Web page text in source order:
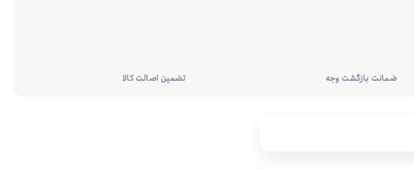
ضمانت بازگشت وجه تضمین اصالت کالا